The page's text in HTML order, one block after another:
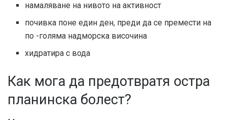
намаляване на нивото на активност
почивка поне един ден, преди да се премести на
по -голяма надморска височина
хидратира с вода
Как мога да предотвратя остра
планинска болест?